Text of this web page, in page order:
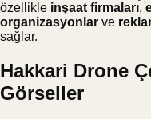
özellikle inşaat firmaları,
organizasyonlar ve
sağlar.
Hakkari Drone
Görseller